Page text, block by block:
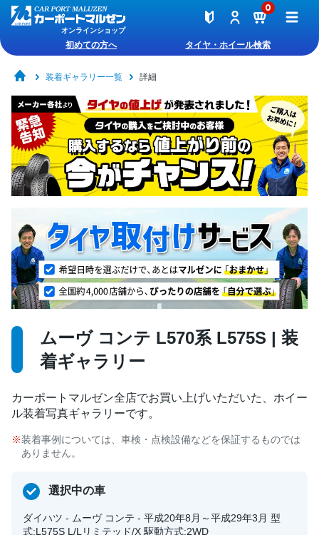
オンラインショップ
0
初めての方へ タイヤ・ホイール検索
装着ギャラリー一覧 詳細
ムーヴ コンテ L570系 L575S | 装
着ギャラリー
カーポートマルゼン全店でお買い上げいただいた、ホイー
ル装着写真ギャラリーです。
装着事例については、車検・点検設備などを保証するものでは
ありません。
選択中の車
ダイハツ - ムーヴ コンテ - 平成20年8月～平成29年3月 型
式:L575S L/Lリミテッド/X 駆動方式:2WD